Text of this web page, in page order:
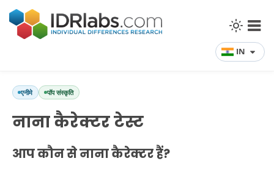
IN
एनीमे पॉप संस्कृति
नाना कैरेक्टर टेस्ट
आप कौन से नाना कैरेक्टर हैं?